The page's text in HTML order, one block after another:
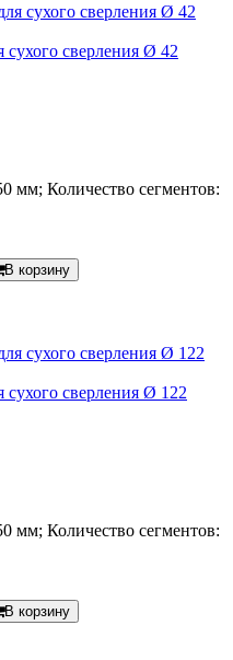
сверления Ø 42
мм; Количество сегментов:
В корзину
сверления Ø 122
мм; Количество сегментов:
В корзину